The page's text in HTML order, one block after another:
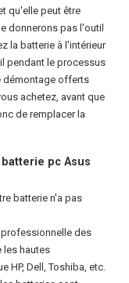
qu'elle peut être
donnerons pas l'outil
la batterie à l'intérieur
pendant le processus
démontage offerts
achetez, avant que
de remplacer la
batterie pc Asus
batterie n'a pas
des
les hautes
Dell, Toshiba, etc.